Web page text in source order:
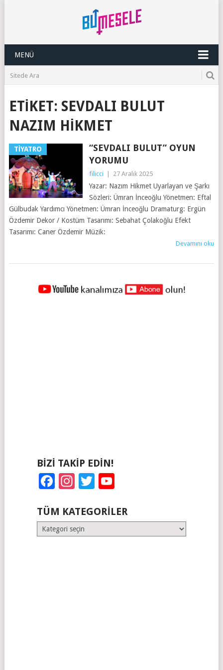
MENÜ
ETIKET: SEVDALI BULUT
NAZIM HIKMET
TIYATRO
“SEVDALI BULUT” OYUN
YORUMU
filicci 27 Aralık 2025
Yazar: Nazım Hikmet Uyarlayan ve Şarkı
Sözleri: Ümran İnceoğlu Yönetmen: Eftal
Gülbudak Yardımcı Yönetmen: Ümran İnceoğlu Dramaturg: Ergün
Özdemir Dekor / Kostüm Tasarımı: Sebahat Çolakoğlu Efekt
Tasarımı: Caner Özdemir Müzik:
Devamını oku
YAZILAR
BIZI TAKIP EDIN!
Facebook
Instagram
Twitter
TÜM KATEGORILER
Tüm
Kategoriler